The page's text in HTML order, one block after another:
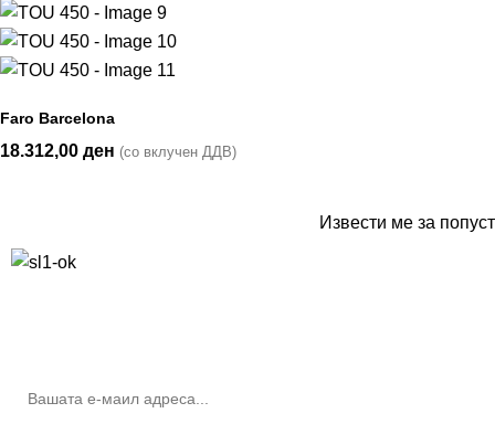
Faro Barcelona
18.312,00 ден (со вклучен ДДВ)
Извести ме за попуст